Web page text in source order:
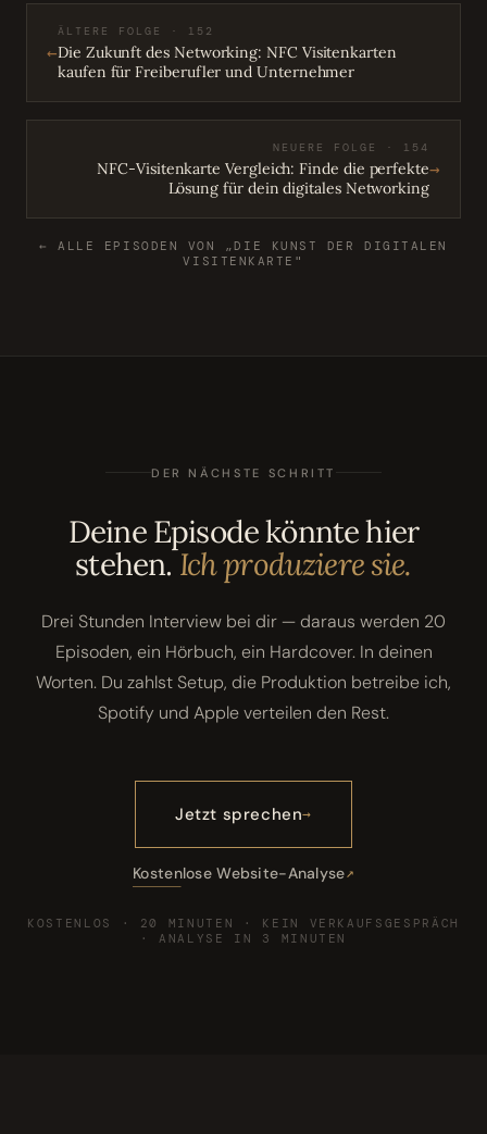
←
ÄLTERE FOLGE · 152
Die Zukunft des Networking: NFC Visitenkarten
kaufen für Freiberufler und Unternehmer
NEUERE FOLGE · 154
NFC-Visitenkarte Vergleich: Finde die perfekte
Lösung für dein digitales Networking
→
← ALLE EPISODEN VON „DIE KUNST DER DIGITALEN
VISITENKARTE"
DER NÄCHSTE SCHRITT
Deine Episode könnte hier
stehen.Ich produziere sie.
Drei Stunden Interview bei dir — daraus werden 20
Episoden, ein Hörbuch, ein Hardcover. In deinen
Worten. Du zahlst Setup, die Produktion betreibe ich,
Spotify und Apple verteilen den Rest.
Jetzt sprechen
Kostenlose Website-Analyse
KOSTENLOS · 20 MINUTEN · KEIN VERKAUFSGESPRÄCH
· ANALYSE IN 3 MINUTEN